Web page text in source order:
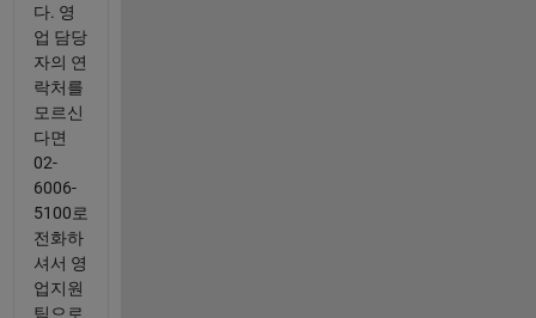
다. 영
업 담당
자의 연
락처를
모르신
다면
02-
6006-
5100로
전화하
셔서 영
업지원
팀으로